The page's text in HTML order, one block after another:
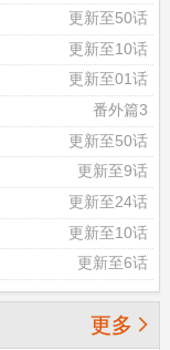
更新至50话
更新至10话
更新至01话
番外篇3
更新至50话
更新至9话
更新至24话
更新至10话
更新至6话
更多